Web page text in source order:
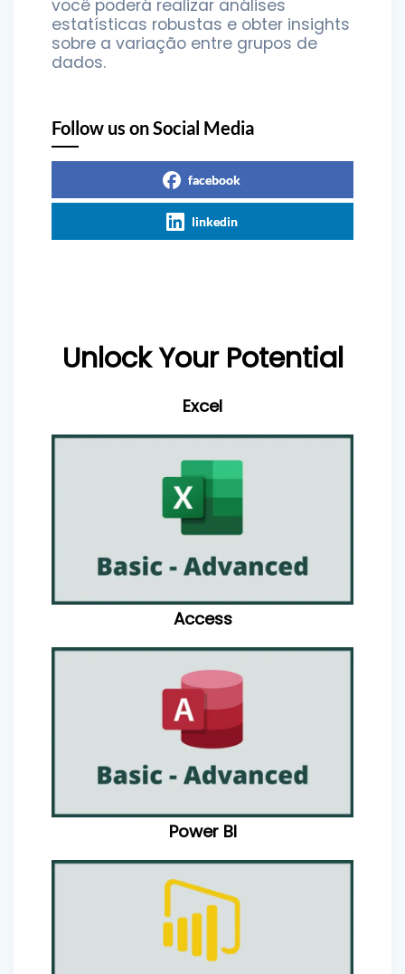
você poderá realizar análises
estatísticas robustas e obter insights
sobre a variação entre grupos de
dados.
Follow us on Social Media
facebook
linkedin
Unlock Your Potential
Excel
Access
Power BI